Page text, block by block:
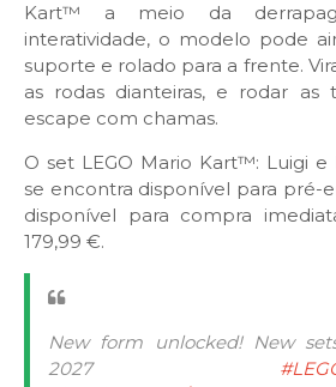
Kart™ a meio da
interatividade, o modelo pode
suporte e rolado para a frente.
as rodas dianteiras, e rodar as
escape com chamas.
O set LEGO Mario Kart™: Luigi e
se encontra disponível para pré-
disponível para compra
179,99 €.
New form unlocked! New
2027